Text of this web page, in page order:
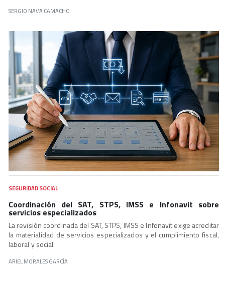
SERGIO NAVA CAMACHO
SEGURIDAD SOCIAL
Coordinación del SAT, STPS, IMSS e Infonavit sobre
servicios especializados
La revisión coordinada del SAT, STPS, IMSS e Infonavit exige acreditar
la materialidad de servicios especializados y el cumplimiento fiscal,
laboral y social.
ARIEL MORALES GARCÍA